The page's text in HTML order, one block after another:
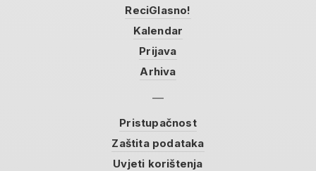
ReciGlasno!
Kalendar
Prijava
Arhiva
Pristupačnost
Zaštita podataka
Uvjeti korištenja